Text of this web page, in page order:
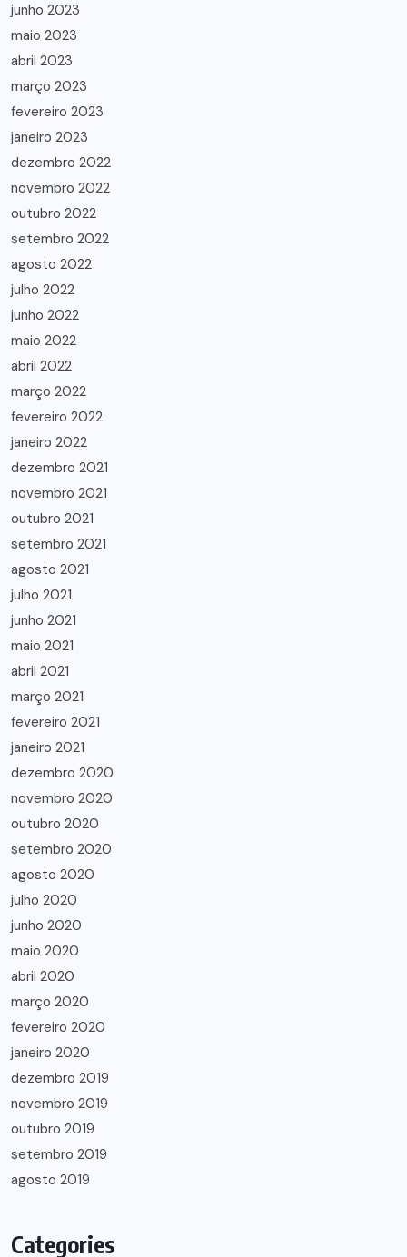
junho 2023
maio 2023
abril 2023
março 2023
fevereiro 2023
janeiro 2023
dezembro 2022
novembro 2022
outubro 2022
setembro 2022
agosto 2022
julho 2022
junho 2022
maio 2022
abril 2022
março 2022
fevereiro 2022
janeiro 2022
dezembro 2021
novembro 2021
outubro 2021
setembro 2021
agosto 2021
julho 2021
junho 2021
maio 2021
abril 2021
março 2021
fevereiro 2021
janeiro 2021
dezembro 2020
novembro 2020
outubro 2020
setembro 2020
agosto 2020
julho 2020
junho 2020
maio 2020
abril 2020
março 2020
fevereiro 2020
janeiro 2020
dezembro 2019
novembro 2019
outubro 2019
setembro 2019
agosto 2019
Categories